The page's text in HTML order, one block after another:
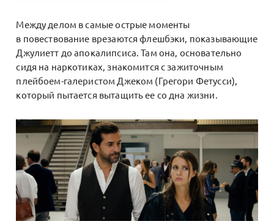
Между делом в самые острые моменты
в повествование врезаются флешбэки, показывающие
Джулиетт до апокалипсиса. Там она, основательно
сидя на наркотиках, знакомится с зажиточным
плейбоем-галеристом Джеком (Грегори Фетусси),
который пытается вытащить ее со дна жизни.